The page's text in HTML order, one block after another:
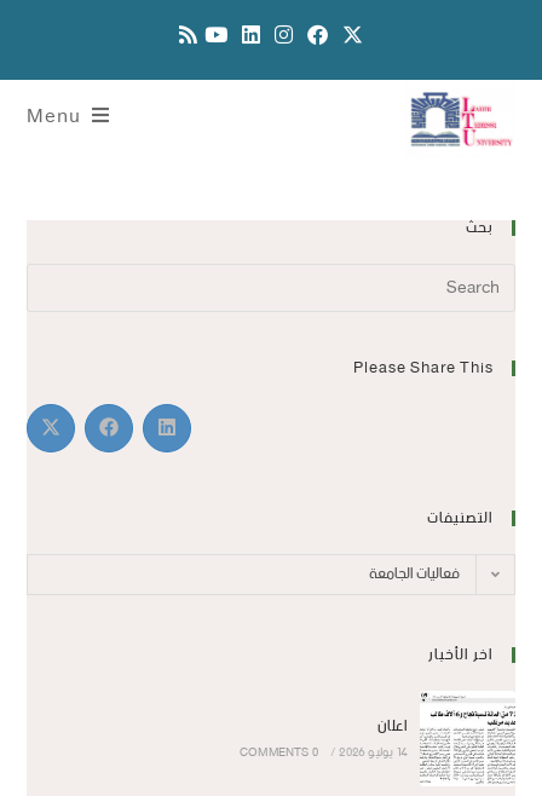
Menu
بحث
Please Share This
التصنيفات
فعاليات الجامعة
اخر الأخبار
اعلان
14 يوليو 2026 /
0 COMMENTS